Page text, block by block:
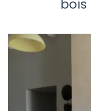
bois